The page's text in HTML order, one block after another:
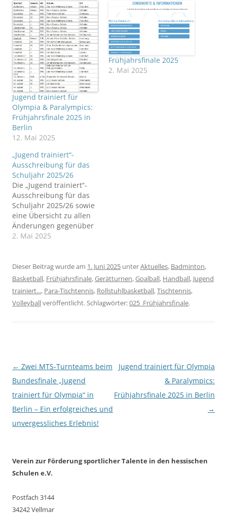
Jugend trainiert für
Olympia & Paralympics:
Frühjahrsfinale 2025 in
Berlin
12. Mai 2025
Frühjahrsfinale 2025
2. Mai 2025
„Jugend trainiert“-
Ausschreibung für das
Schuljahr 2025/26
Die „Jugend trainiert“-
Ausschreibung für das
Schuljahr 2025/26 sowie
eine Übersicht zu allen
Änderungen gegenüber
dem Vorjahr ist online.
Bundesfinalveranstaltun
gen – Frühjahrsfinale
(18.-22. Mai) und
Herbstfinale (21.-25.
September) – gilt noch
2. Mai 2025
Dieser Beitrag wurde am 1. Juni 2025 unterAktuelles, Badminton,
Basketball, Frühjahrsfinale,Gerätturnen,Goalball, Handball, Jugend
trainiert..., Para-Tischtennis, Rollstuhlbasketball,Tischtennis,
Volleyballveröffentlicht. Schlagwörter:025_Frühjahrsfinale.
Beitragsnavigation
← Zwei MTS-Turnteams beim
Bundesfinale „Jugend
trainiert für Olympia“ in
Berlin – Ein erfolgreiches und
unvergessliches Erlebnis!
Jugend trainiert für Olympia
& Paralympics:
Frühjahrsfinale 2025 in Berlin
→
Verein zur Förderung sportlicher Talente in den hessischen
Schulen e.V.
Postfach 3144
34242 Vellmar